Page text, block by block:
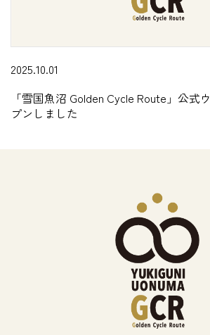
「雪国魚沼 Golden Cycle Route」公式
プンしました
2025.10.01